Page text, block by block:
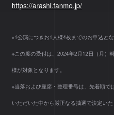
https://arashi.fanmo.jp/
※1公演につきお1人様4枚までのお申込と
※この度の受付は、2024年2月12日（月）
様が対象となります。
※当落および座席・整理番号は、先着順で
いただいた中から厳正なる抽選で決定い